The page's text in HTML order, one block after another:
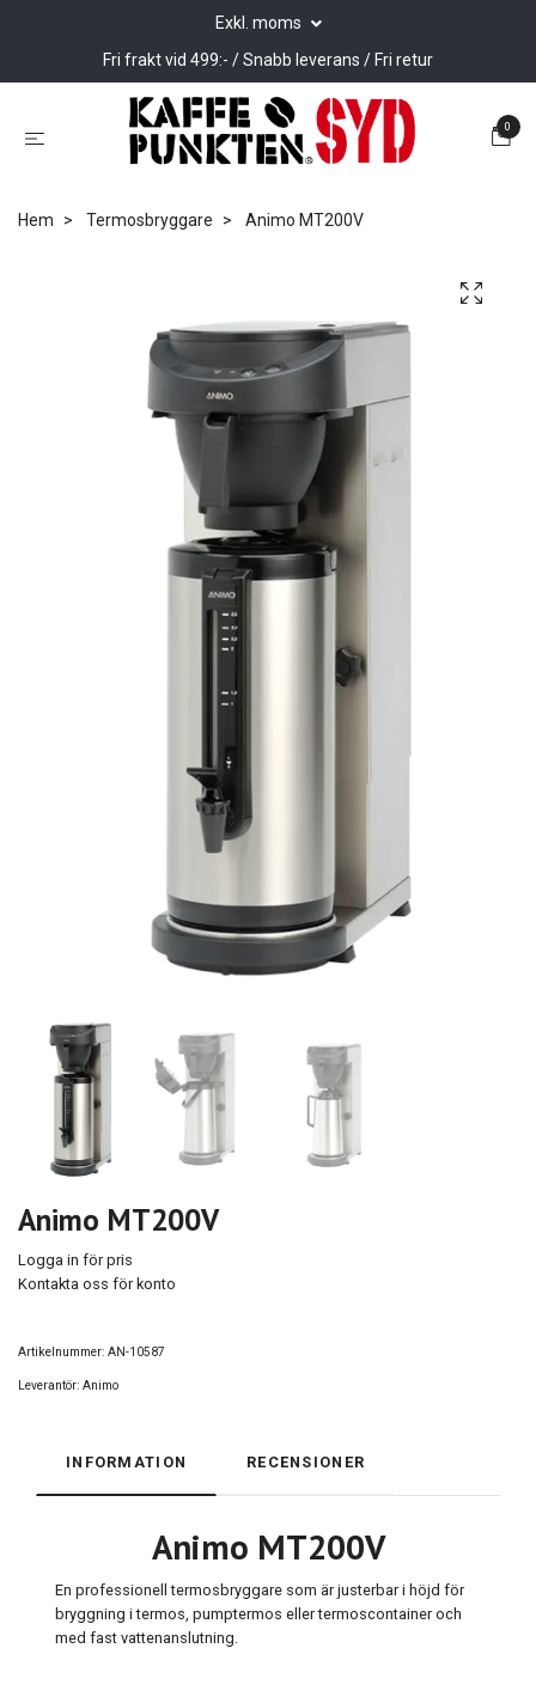
Exkl. moms
Fri frakt vid 499:- / Snabb leverans / Fri retur
0
Hem Termosbryggare Animo MT200V
Animo MT200V
Logga in för pris
Kontakta oss för konto
Artikelnummer: AN-10587
Leverantör: Animo
INFORMATION RECENSIONER
Animo MT200V
En professionell termosbryggare som är justerbar i höjd för
bryggning i termos, pumptermos eller termoscontainer och
med fast vattenanslutning.